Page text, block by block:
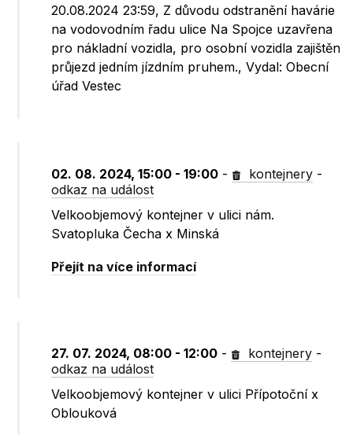
20.08.2024 23:59, Z důvodu odstranění havárie
na vodovodním řadu ulice Na Spojce uzavřena
pro nákladní vozidla, pro osobní vozidla zajištěn
průjezd jedním jízdním pruhem., Vydal: Obecní
úřad Vestec
02. 08. 2024, 15:00 - 19:00 - kontejnery -
odkaz na událost
Velkoobjemový kontejner v ulici nám.
Svatopluka Čecha x Minská
Přejít na více informací
27. 07. 2024, 08:00 - 12:00 - kontejnery -
odkaz na událost
Velkoobjemový kontejner v ulici Přípotoční x
Oblouková